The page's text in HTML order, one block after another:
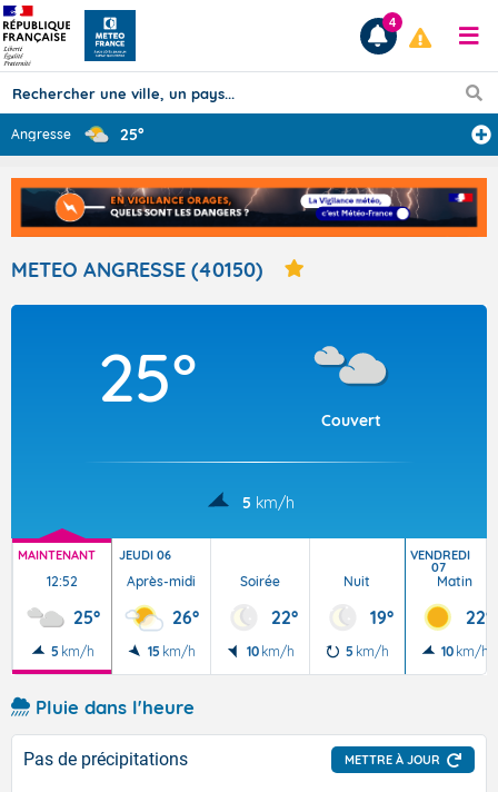
Prévisions
TOUS LES RÉSULTATS
Articles
4
Angresse 25°
METEO ANGRESSE (40150)
25°
Couvert
5 km/h
MAINTENANT
12:52
25°
5 km/h
JEUDI 06
Après-midi
26°
15 km/h
Soirée
22°
10 km/h
Nuit
19°
5 km/h
VENDREDI
07
Matin
22°
10 km/h
Pluie dans l'heure
Pas de précipitations METTRE À JOUR